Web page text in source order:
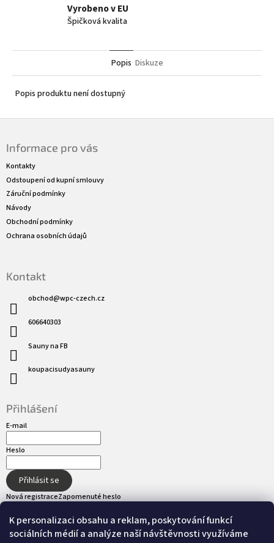
K personalizaci obsahu a reklam, poskytování funkcí
sociálních médií a analýze naší návštěvnosti využíváme
Vyrobeno v EU
Špičková kvalita
Popis Diskuze
Popis produktu není dostupný
Informace pro vás
Kontakty
Odstoupení od kupní smlouvy
Záruční podmínky
Návody
Obchodní podmínky
Ochrana osobních údajů
Kontakt
obchod@wpc-czech.cz
606640303
Sauny na FB
koupacisudyasauny
Přihlášení
E-mail
Heslo
Přihlásit se
Nová registraceZapomenuté heslo
Přijímáme online platby